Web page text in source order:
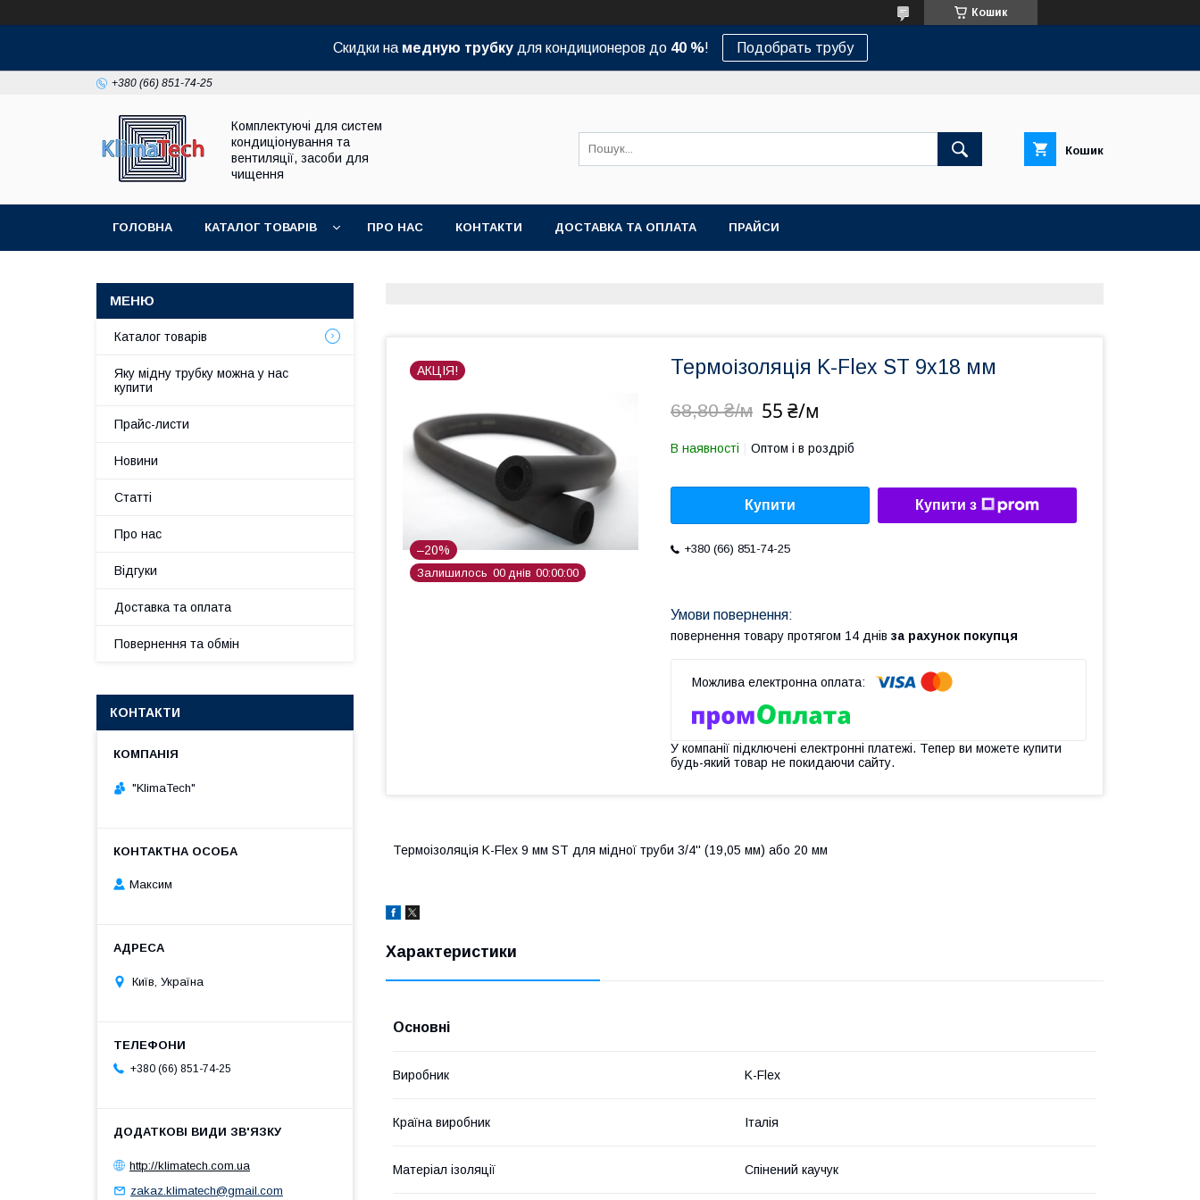
Кошик
Скидки на медную трубку для кондиционеров до 40 %! Подобрать трубу
+380 (66) 851-74-25
Комплектуючі для систем
кондиціонування та
вентиляції, засоби для
чищення
Кошик
ГОЛОВНА КАТАЛОГ ТОВАРІВ ПРО НАС КОНТАКТИ ДОСТАВКА ТА ОПЛАТА ПРАЙСИ
АКЦІЯ!
–20%
Залишилось 00 днів 00 00 00
Термоізоляція K-Flex ST 9х18 мм
68,80 ₴/м 55 ₴/м
В наявності Оптом і в роздріб
Купити Купити з
+380 (66) 851-74-25
повернення товару протягом 14 днів за рахунок покупця
У компанії підключені електронні платежі. Тепер ви можете купити
будь-який товар не покидаючи сайту.
Термоізоляція K-Flex 9 мм ST для мідної труби 3/4'' (19,05 мм) або 20 мм
Характеристики
Основні
Виробник K-Flex
Країна виробник Італія
Матеріал ізоляції Спінений каучук
Каталог товарів
Яку мідну трубку можна у нас
купити
Прайс-листи
Новини
Статті
Про нас
Відгуки
Доставка та оплата
Повернення та обмін
КОНТАКТИ
"KlimaTech"
Максим
Київ, Україна
+380 (66) 851-74-25
http://klimatech.com.ua
zakaz.klimatech@gmail.com